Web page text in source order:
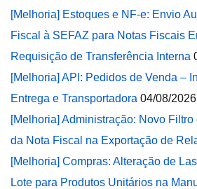
[Melhoria] Estoques e NF-e: Envio
Fiscal à SEFAZ para Notas Fiscais
Requisição de Transferência Interna
[Melhoria] API: Pedidos de Venda –
Entrega e Transportadora 04/08/2026
[Melhoria] Administração: Novo
da Nota Fiscal na Exportação de
[Melhoria] Compras: Alteração de
Lote para Produtos Unitários na